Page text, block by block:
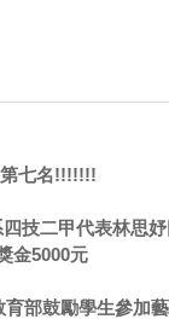
第七名!!!!!!!
技二甲代表林思
金5000元
育部鼓勵學生參加